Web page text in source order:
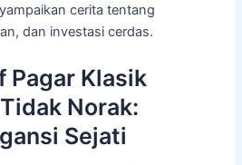
cerita tentang
dan investasi cerdas.
Pagar Klasik
Norak:
Sejati